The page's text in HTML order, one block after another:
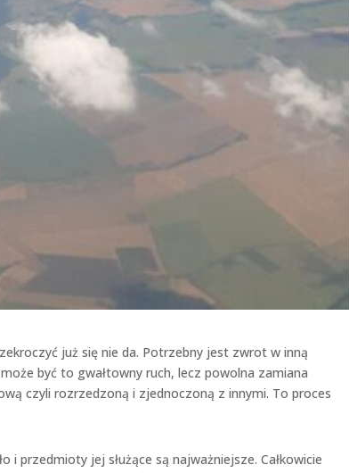
już się nie da. Potrzebny jest zwrot w inną
być to gwałtowny ruch, lecz powolna zamiana
czyli rozrzedzoną i zjednoczoną z innymi. To proces
i przedmioty jej służące są najważniejsze. Całkowicie